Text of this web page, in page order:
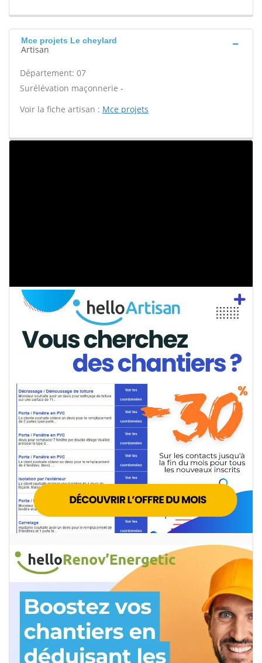
Mce projets Le cheylard
Artisan
Département: 07
Surélévation maçonnerie -
Voir la fiche artisan : Mce projets